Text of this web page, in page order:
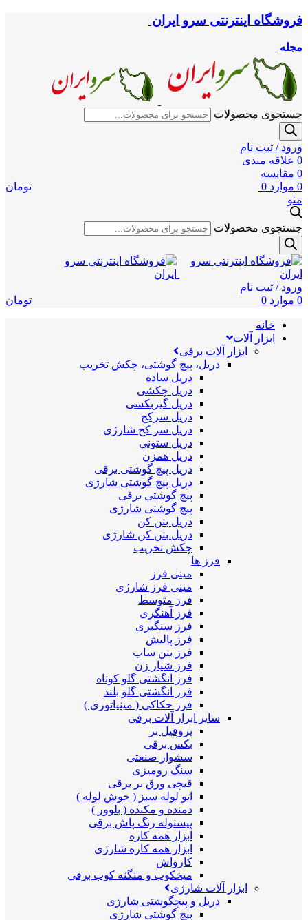
فروشگاه اینترنتی سرو ایران
مجله
جستجوی محصولات
ورود / ثبت نام
0 علاقه مندی
0 مقایسه
0 موارد 0
تومان
منو
جستجوی محصولات
ورود / ثبت نام
0 موارد 0 تومان
خانه
ابزار آلات
ابزار آلات برقی
دریل، پیچ گوشتی، چکش تخریب
دریل ساده
دریل چکشی
دریل گیربکسی
دریل سرکج
دریل سر کج شارژی
دریل ستونی
دریل همزن
دریل پیچ گوشتی برقی
دریل پیچ گوشتی شارژی
پیچ گوشتی برقی
پیچ گوشتی شارژی
دریل بتن کن
دریل بتن کن شارژی
چکش تخریب
فرز ها
مینی فرز
مینی فرز شارژی
فرز متوسط
فرز آهنگری
فرز سنگبری
فرز پالیش
فرز بتن ساب
فرز شیار زن
فرز انگشتی گلو کوتاه
فرز انگشتی گلو بلند
فرز حکاکی ( مینیاتوری )
سایر ابزار آلات برقی
پروفیل بر
بکس برقی
سشوار صنعتی
سنگ رومیزی
قیچی ورق بر برقی
اتو لوله سبز ( جوش لوله )
دمنده و مکنده ( بلوور )
پیستوله رنگ پاش برقی
ابزار همه کاره
ابزار همه کاره شارژی
کارواش
میخکوب و منگنه کوب برقی
ابزار آلات شارژی
دریل و پیچگوشتی شارژی
پیچ گوشتی شارژی